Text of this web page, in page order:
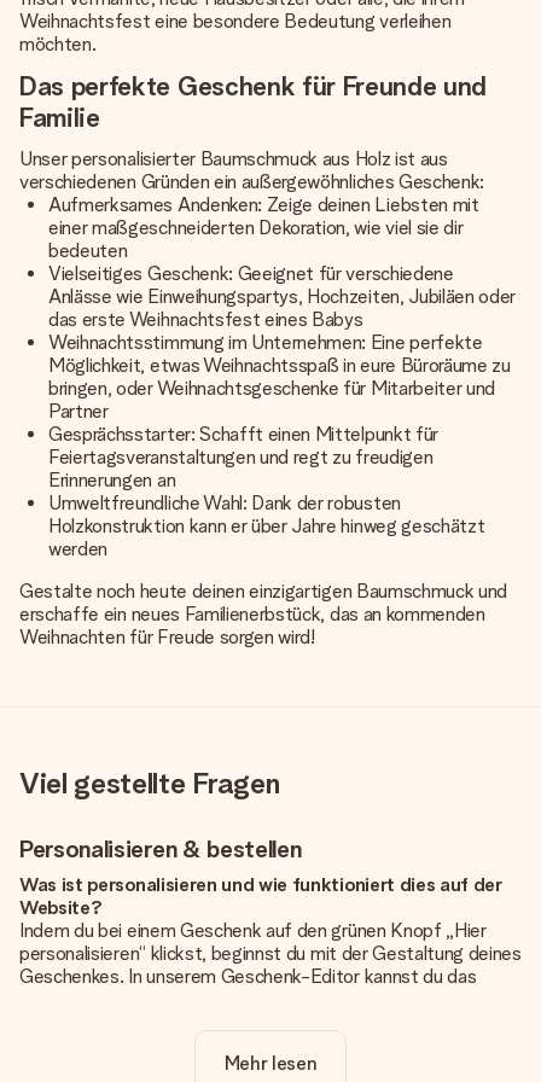
Weihnachtsfest eine besondere Bedeutung verleihen
möchten.
Das perfekte Geschenk für Freunde und
Familie
Unser personalisierter Baumschmuck aus Holz ist aus
verschiedenen Gründen ein außergewöhnliches Geschenk:
Aufmerksames Andenken: Zeige deinen Liebsten mit
einer maßgeschneiderten Dekoration, wie viel sie dir
bedeuten
Vielseitiges Geschenk: Geeignet für verschiedene
Anlässe wie Einweihungspartys, Hochzeiten, Jubiläen oder
das erste Weihnachtsfest eines Babys
Weihnachtsstimmung im Unternehmen: Eine perfekte
Möglichkeit, etwas Weihnachtsspaß in eure Büroräume zu
bringen, oder Weihnachtsgeschenke für Mitarbeiter und
Partner
Gesprächsstarter: Schafft einen Mittelpunkt für
Feiertagsveranstaltungen und regt zu freudigen
Erinnerungen an
Umweltfreundliche Wahl: Dank der robusten
Holzkonstruktion kann er über Jahre hinweg geschätzt
werden
Gestalte noch heute deinen einzigartigen Baumschmuck und
erschaffe ein neues Familienerbstück, das an kommenden
Weihnachten für Freude sorgen wird!
Viel gestellte Fragen
Personalisieren & bestellen
Was ist personalisieren und wie funktioniert dies auf der
Website?
Indem du bei einem Geschenk auf den grünen Knopf „Hier
personalisieren“ klickst, beginnst du mit der Gestaltung deines
Geschenkes. In unserem Geschenk-Editor kannst du das
noch eines unserer angebotenen Designs, um deinem
Geschenk die perfekte Ausstrahlung zu verleihen.
Mehr lesen